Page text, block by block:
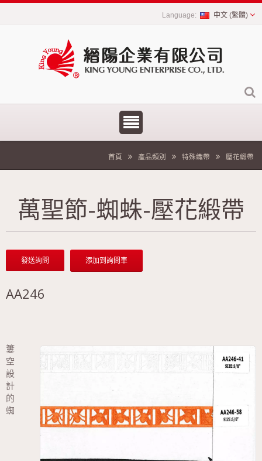
中文 (繁體)
首頁 產品類別 特殊織帶 壓花緞帶
萬聖節-蜘蛛-壓花緞帶
發送詢問 添加到詢問車
AA246
簍
空
設
計
的
蜘